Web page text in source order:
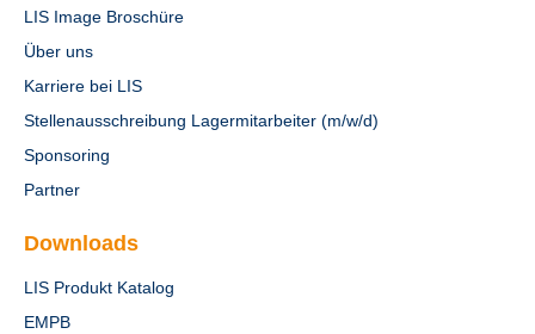
LIS Image Broschüre
Über uns
Karriere bei LIS
Stellenausschreibung Lagermitarbeiter (m/w/d)
Sponsoring
Partner
Downloads
LIS Produkt Katalog
EMPB